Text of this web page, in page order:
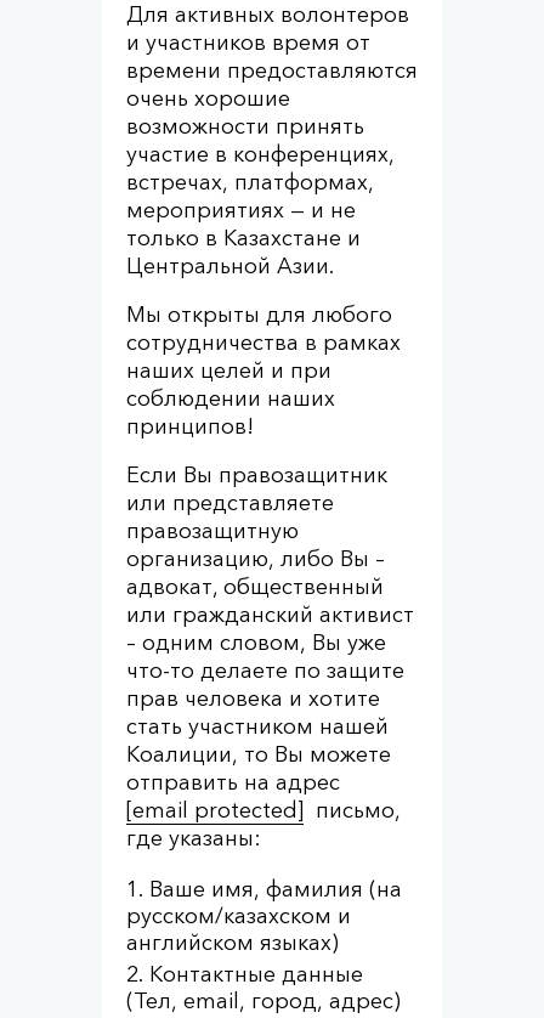
Для активных волонтеров
и участников время от
времени предоставляются
очень хорошие
возможности принять
участие в конференциях,
встречах, платформах,
мероприятиях — и не
только в Казахстане и
Центральной Азии.
Мы открыты для любого
сотрудничества в рамках
наших целей и при
соблюдении наших
принципов!
Если Вы правозащитник
или представляете
правозащитную
организацию, либо Вы –
адвокат, общественный
или гражданский активист
– одним словом, Вы уже
что-то делаете по защите
прав человека и хотите
стать участником нашей
Коалиции, то Вы можете
отправить на адрес
[email protected] письмо,
где указаны:
Ваше имя, фамилия (на
русском/казахском и
английском языках)
Контактные данные
(Тел, email, город, адрес)